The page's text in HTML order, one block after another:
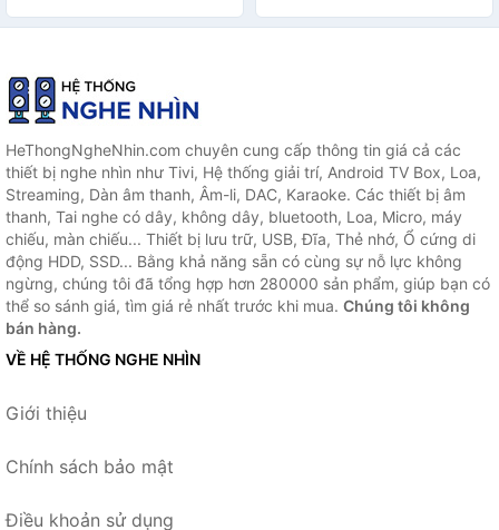
HeThongNgheNhin.com chuyên cung cấp thông tin giá cả các
thiết bị nghe nhìn như Tivi, Hệ thống giải trí, Android TV Box, Loa,
Streaming, Dàn âm thanh, Âm-li, DAC, Karaoke. Các thiết bị âm
thanh, Tai nghe có dây, không dây, bluetooth, Loa, Micro, máy
chiếu, màn chiếu... Thiết bị lưu trữ, USB, Đĩa, Thẻ nhớ, Ổ cứng di
động HDD, SSD... Bằng khả năng sẵn có cùng sự nỗ lực không
ngừng, chúng tôi đã tổng hợp hơn 280000 sản phẩm, giúp bạn có
thể so sánh giá, tìm giá rẻ nhất trước khi mua. Chúng tôi không
bán hàng.
VỀ HỆ THỐNG NGHE NHÌN
Giới thiệu
Chính sách bảo mật
Điều khoản sử dụng